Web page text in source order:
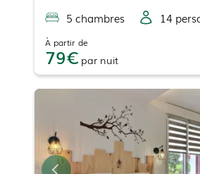
5 chambres 14
À partir de
79 par nuit